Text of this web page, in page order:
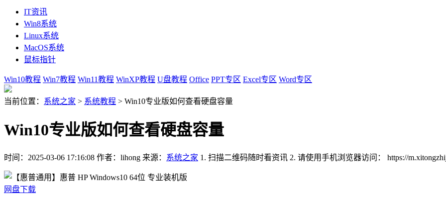
IT资讯
Win8系统
Linux系统
MacOS系统
鼠标指针
Win10教程 Win7教程 Win11教程 WinXP教程 U盘教程 Office PPT专区 Excel专区 Word专区
当前位置： 系统之家 > 系统教程 > Win10专业版如何查看硬盘容量
Win10专业版如何查看硬盘容量
时间：2025-03-06 17:16:08 作者：lihong 来源： 系统之家 1. 扫描二维码随时看资讯 2. 请使用手机浏览器访问： https://
网盘下载